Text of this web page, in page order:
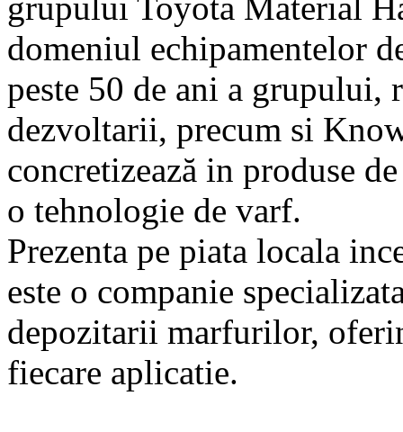
domeniul echipamentelor
peste 50 de ani a grupului,
dezvoltarii, precum si
concretizează in produse
o tehnologie de varf.
Prezenta pe piata locala
este o companie
depozitarii marfurilor,
fiecare aplicatie.